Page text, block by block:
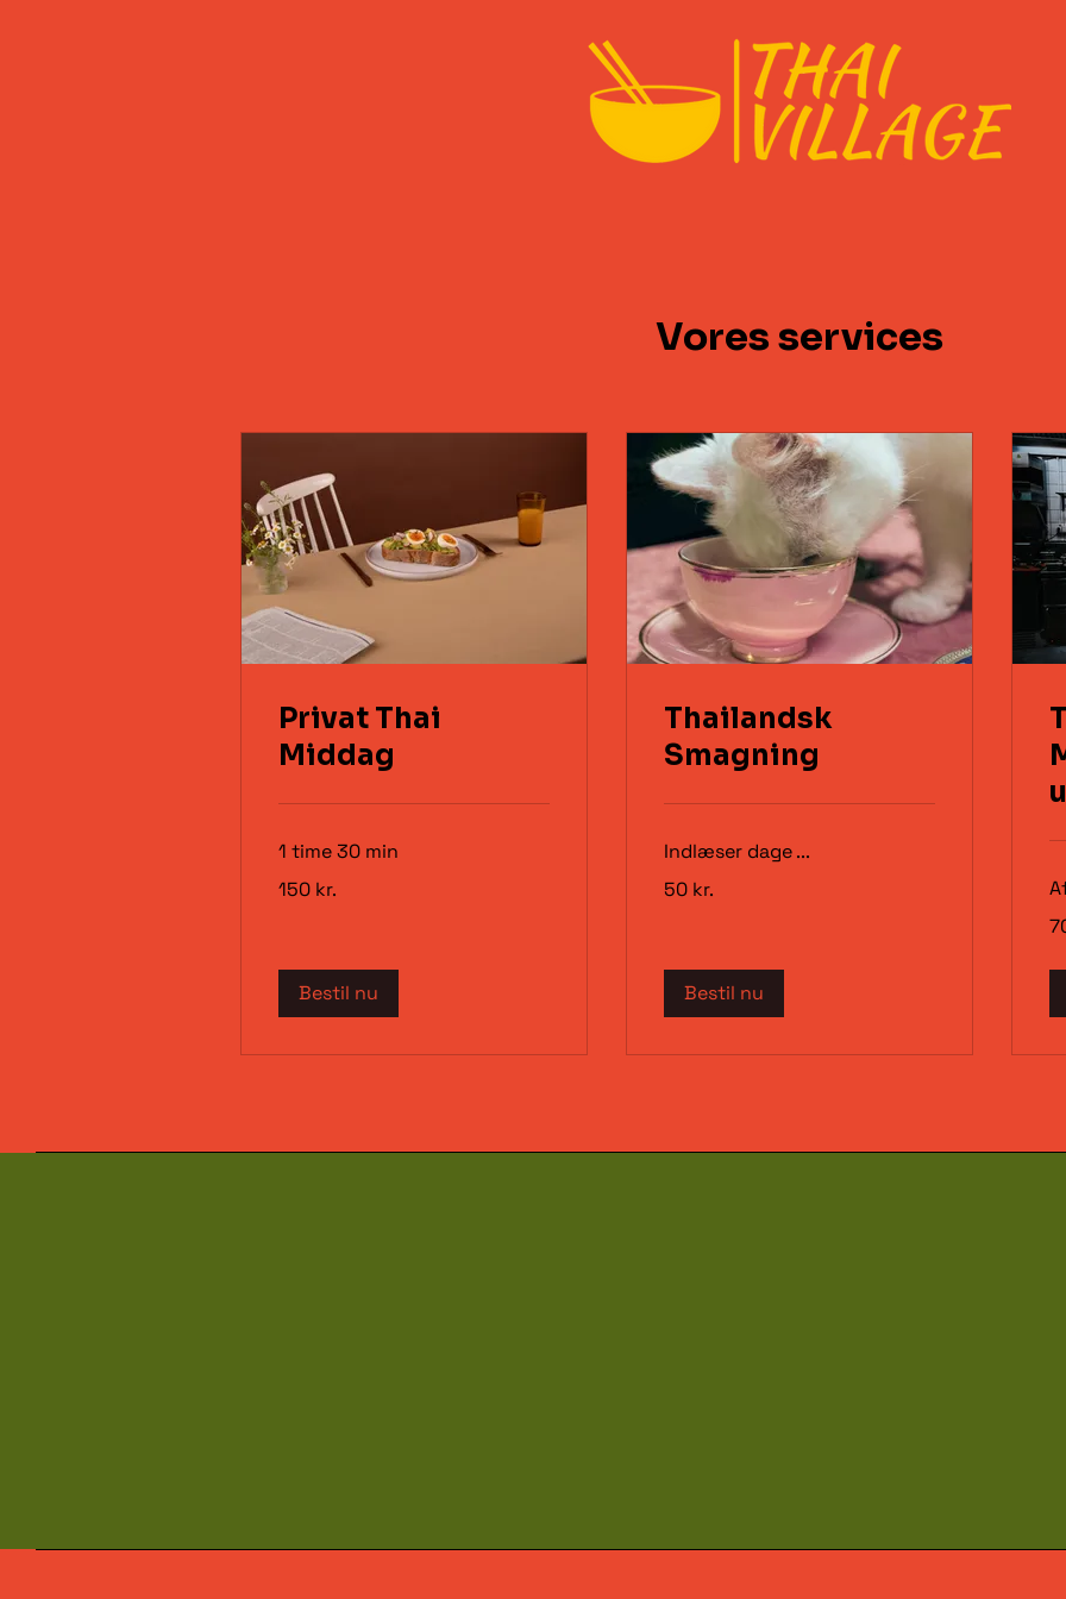
Vores services
Privat Thai
Middag
1 time 30 min
danske
150 kr.
Bestil nu
Thailandsk
Smagning
Indlæser dage ...
danske
50 kr.
Bestil nu